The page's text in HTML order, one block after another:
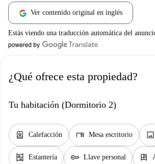
Ver contenido original en inglés
Estás viendo una traducción automática del
¿Qué ofrece esta propiedad?
Tu habitación (Dormitorio 2)
water_heater Calefacción desk Mesa escritorio image
shelves Estantería key Llave personal dresser